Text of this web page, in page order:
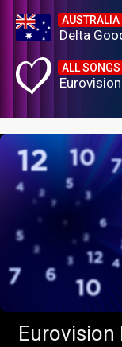
AUSTRALIA
Delta
ALL SONGS
Eurovision